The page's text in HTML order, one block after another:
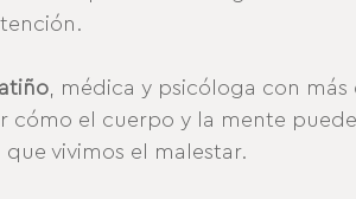
, médica y psicóloga con
cómo el cuerpo y la mente
vivimos el malestar.